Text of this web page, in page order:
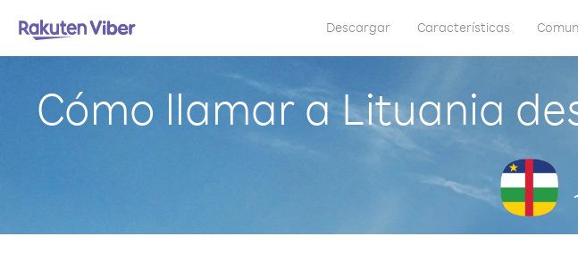
Descargar Características
Cómo llamar a Lituania